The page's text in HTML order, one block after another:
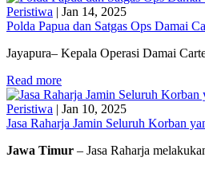
Peristiwa | Jan 14, 2025
Polda Papua dan Satgas Ops Damai
Jayapura– Kepala Operasi Damai
Read more
Peristiwa | Jan 10, 2025
Jasa Raharja Jamin Seluruh Korban
Jawa Timur – Jasa Raharja